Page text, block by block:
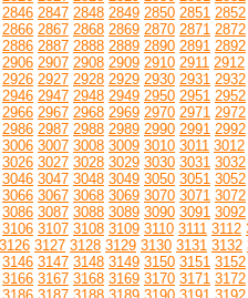
2846 2847 2848 2849 2850 2851 2852
2866 2867 2868 2869 2870 2871 2872
2886 2887 2888 2889 2890 2891 2892
2906 2907 2908 2909 2910 2911 2912
2926 2927 2928 2929 2930 2931 2932
2946 2947 2948 2949 2950 2951 2952
2966 2967 2968 2969 2970 2971 2972
2986 2987 2988 2989 2990 2991 2992
3006 3007 3008 3009 3010 3011 3012
3026 3027 3028 3029 3030 3031 3032
3046 3047 3048 3049 3050 3051 3052
3066 3067 3068 3069 3070 3071 3072
3086 3087 3088 3089 3090 3091 3092
3106 3107 3108 3109 3110 3111 3112
3126 3127 3128 3129 3130 3131 3132
3146 3147 3148 3149 3150 3151 3152
3166 3167 3168 3169 3170 3171 3172